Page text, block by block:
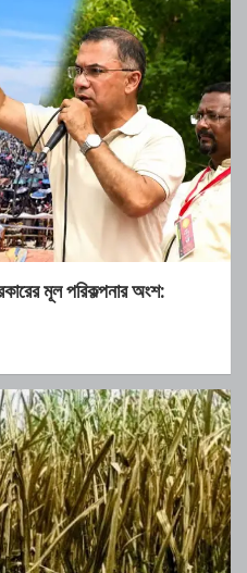
মূল পরিকল্পনার অংশ: